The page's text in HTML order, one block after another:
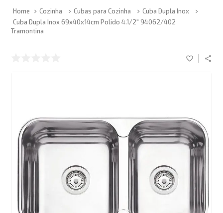
Cozinha Cubas para Cozinha
Cuba Dupla Inox
Cuba Dupla Inox 69x40x14cm Polido 4.1/2" 94062/402
Tramontina